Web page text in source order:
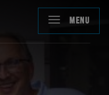
MENU